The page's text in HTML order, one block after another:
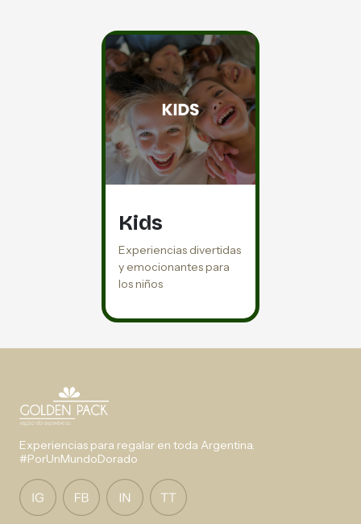
Kids
Experiencias divertidas
y emocionantes para
los niños
Experiencias para regalar en toda Argentina.
#PorUnMundoDorado